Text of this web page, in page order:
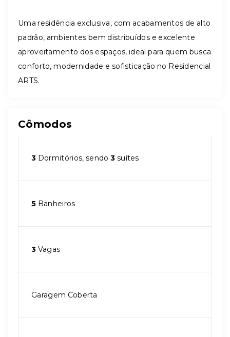
Uma residência exclusiva, com acabamentos de alto
padrão, ambientes bem distribuídos e excelente
aproveitamento dos espaços, ideal para quem busca
conforto, modernidade e sofisticação no Residencial
ARTS.
Cômodos
3 Dormitórios, sendo3 suítes
5 Banheiros
3 Vagas
Garagem Coberta